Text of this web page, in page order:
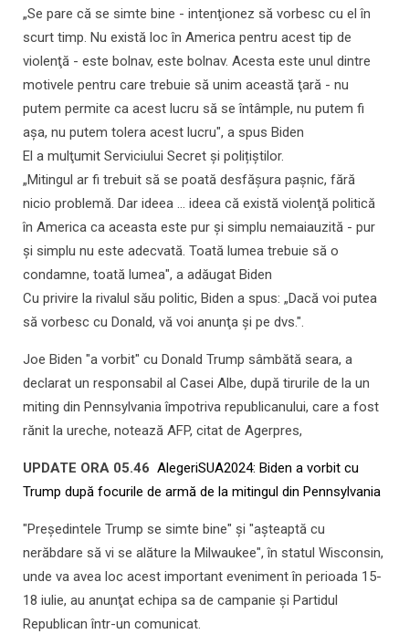
„Se pare că se simte bine - intenţionez să vorbesc cu el în
scurt timp. Nu există loc în America pentru acest tip de
violenţă - este bolnav, este bolnav. Acesta este unul dintre
motivele pentru care trebuie să unim această ţară - nu
putem permite ca acest lucru să se întâmple, nu putem fi
aşa, nu putem tolera acest lucru", a spus Biden
El a mulţumit Serviciului Secret şi polițiștilor.
„Mitingul ar fi trebuit să se poată desfăşura paşnic, fără
nicio problemă. Dar ideea ... ideea că există violenţă politică
în America ca aceasta este pur şi simplu nemaiauzită - pur
şi simplu nu este adecvată. Toată lumea trebuie să o
condamne, toată lumea", a adăugat Biden
Cu privire la rivalul său politic, Biden a spus: „Dacă voi putea
să vorbesc cu Donald, vă voi anunţa şi pe dvs.".
Joe Biden "a vorbit" cu Donald Trump sâmbătă seara, a
declarat un responsabil al Casei Albe, după tirurile de la un
miting din Pennsylvania împotriva republicanului, care a fost
rănit la ureche, notează AFP, citat de Agerpres,
UPDATE ORA 05.46 AlegeriSUA2024: Biden a vorbit cu
Trump după focurile de armă de la mitingul din Pennsylvania
"Preşedintele Trump se simte bine" şi "aşteaptă cu
nerăbdare să vi se alăture la Milwaukee", în statul Wisconsin,
unde va avea loc acest important eveniment în perioada 15-
18 iulie, au anunţat echipa sa de campanie şi Partidul
Republican într-un comunicat.